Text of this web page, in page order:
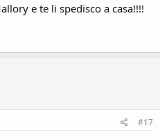
e te li spedisco a casa!!!!
#17